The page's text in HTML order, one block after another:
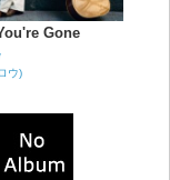
Gone
ウ)